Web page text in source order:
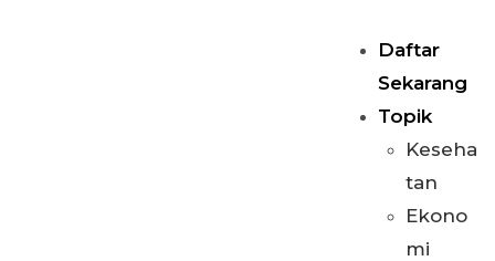
Daftar
Sekarang
Topik
Keseha
tan
Ekono
mi